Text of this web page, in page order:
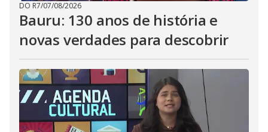
DO R7/07/08/2026
Bauru: 130 anos de história e
novas verdades para descobrir